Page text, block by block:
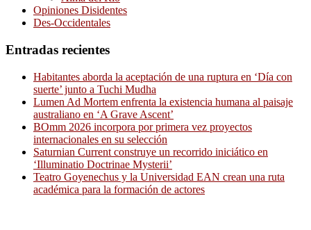
Opiniones Disidentes
Des-Occidentales
Entradas recientes
Habitantes aborda la aceptación de una ruptura en ‘Día con
suerte’ junto a Tuchi Mudha
Lumen Ad Mortem enfrenta la existencia humana al paisaje
australiano en ‘A Grave Ascent’
BOmm 2026 incorpora por primera vez proyectos
internacionales en su selección
Saturnian Current construye un recorrido iniciático en
‘Illuminatio Doctrinae Mysterii’
Teatro Goyenechus y la Universidad EAN crean una ruta
académica para la formación de actores